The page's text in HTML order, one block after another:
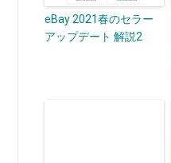
eBay 2021春のセラー
アップデート 解説2